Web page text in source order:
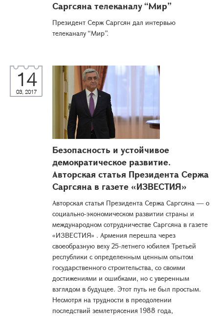
Саргсяна телеканалу “Мир”
Президент Серж Саргсян дал интервью
телеканалу “Мир”.
14
03, 2017
Безопасность и устойчивое
демократическое развитие.
Авторская статья Президента Сержа
Саргсяна в газете «ИЗВЕСТИЯ»
Авторская статья Президента Сержа Саргсяна — о
социально-экономическом развитии страны и
международном сотрудничестве Саргсяна в газете
«ИЗВЕСТИЯ» . Армения перешла через
своеобразную веху 25-летнего юбилея Третьей
республики с определенным ценным опытом
государственного строительства, со своими
достижениями и ошибками, но с уверенным
взглядом в будущее. Этот путь не был простым.
Несмотря на трудности в преодолении
последствий землетрясения 1988 года,